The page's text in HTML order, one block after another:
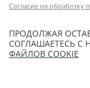
Согласие на обработку
ПРОДОЛЖАЯ
СОГЛАШАЕТЕСЬ С
ФАЙЛОВ COOKIE